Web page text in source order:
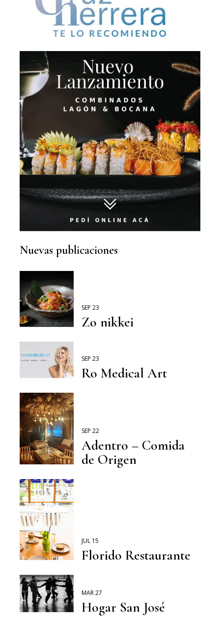
Nuevas publicaciones
SEP 23
Zo nikkei
SEP 23
Ro Medical Art
SEP 22
Adentro – Comida
de Origen
JUL 15
Florido Restaurante
MAR 27
Hogar San José